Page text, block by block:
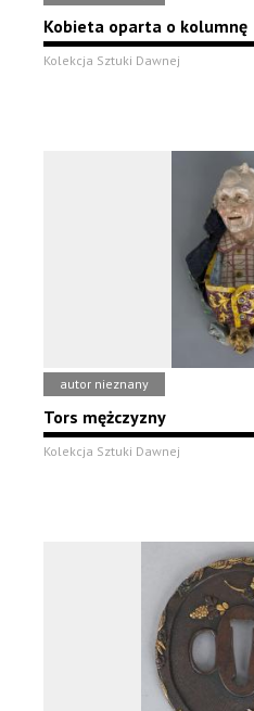
Kobieta oparta o kolumnę
Kolekcja Sztuki Dawnej
autor nieznany
Tors mężczyzny
Kolekcja Sztuki Dawnej